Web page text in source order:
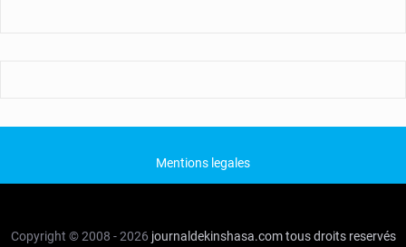
Mentions legales
Copyright © 2008 - 2026 journaldekinshasa.com tous droits reservés